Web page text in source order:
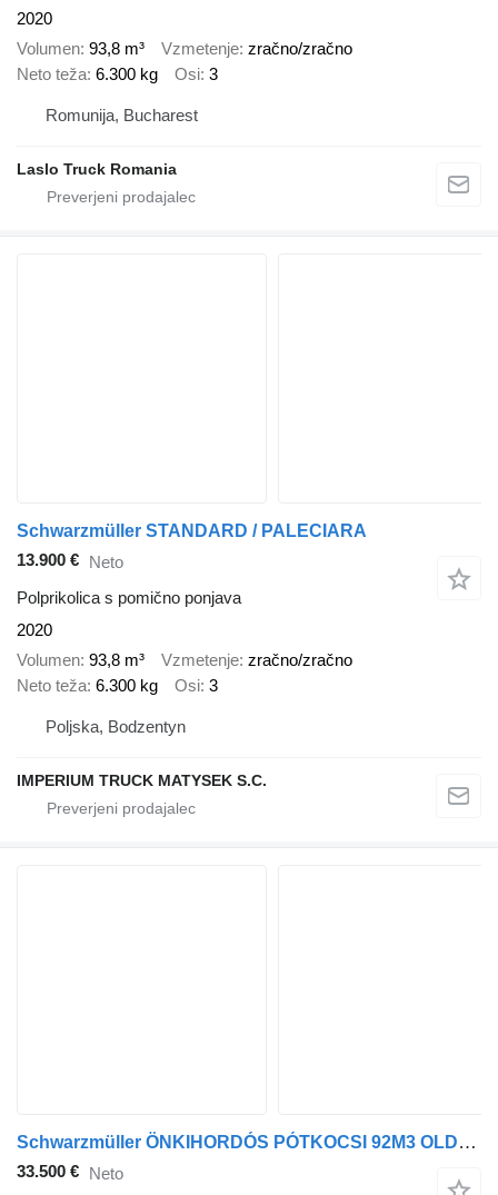
2020
Volumen 93,8 m³ Vzmetenje zračno/zračno
Neto teža 6.300 kg Osi 3
Romunija, Bucharest
Laslo Truck Romania
Schwarzmüller STANDARD / PALECIARA
13.900 € Neto
Polprikolica s pomično ponjava
2020
Volumen 93,8 m³ Vzmetenje zračno/zračno
Neto teža 6.300 kg Osi 3
Poljska, Bodzentyn
IMPERIUM TRUCK MATYSEK S.C.
Schwarzmüller ÖNKIHORDÓS PÓTKOCSI 92M3 OLDALAJTÓ EMELHETŐ TENGELY TÁRCSA
33.500 € Neto